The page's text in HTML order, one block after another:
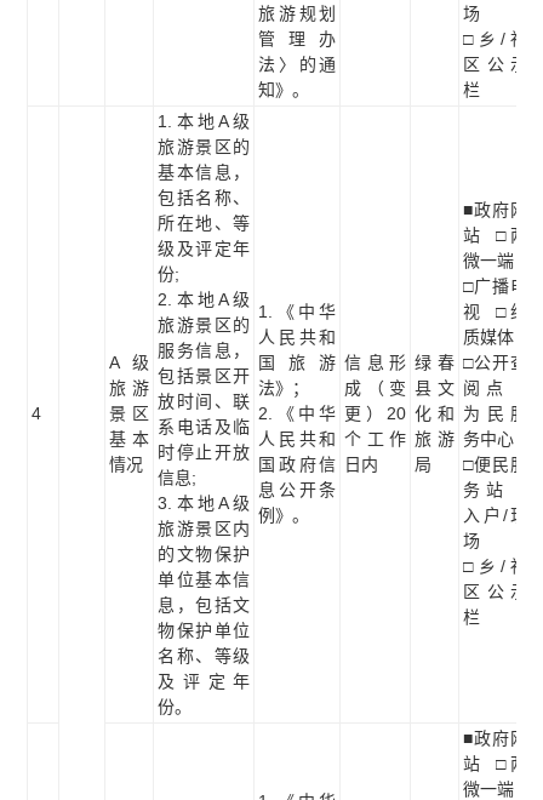
旅游规划
管理办
法〉的通
知》。
场
□乡/社
区公示
栏
4
A级
旅游
景区
基本
情况
1.本地A级
旅游景区的
基本信息，
包括名称、
所在地、等
级及评定年
份;
2.本地A级
旅游景区的
服务信息，
包括景区开
放时间、联
系电话及临
时停止开放
信息;
3.本地A级
旅游景区内
的文物保护
单位基本信
息，包括文
物保护单位
名称、等级
及评定年
份。
1.《中华
人民共和
国旅游
法》；
2.《中华
人民共和
国政府信
息公开条
例》。
信息形
成（变
更）20
个工作
日内
绿春
县文
化和
旅游
局
■政府网
站 □两
微一端
□广播电
视 □纸
质媒体
□公开查
阅点 □
为民服
务中心
□便民服
务站 □
入户/现
场
□乡/社
区公示
栏
■政府网
站 □两
微一端